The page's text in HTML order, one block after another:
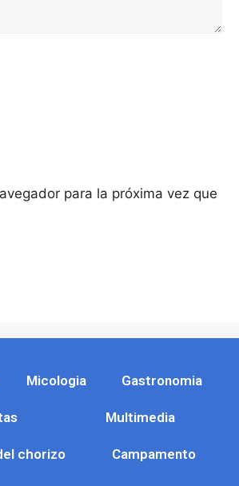
para la próxima vez que
Micologia Gastronomia
Multimedia
chorizo Campamento